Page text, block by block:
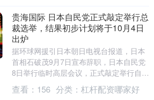
贵海国际 日本自民党正式敲定举行总
裁选举，结果初步计划将于10月4日
出炉
据环球网援引日本朝日电视台报道，日本
首相石破茂9月7日宣布辞职，日本自民党
8日举行临时高层会议，正式敲定举行自民
党总裁选举。据报道，会议决定终止对是
否赞同提前举....
查看： 156 分类： 杠杆配资哪家好